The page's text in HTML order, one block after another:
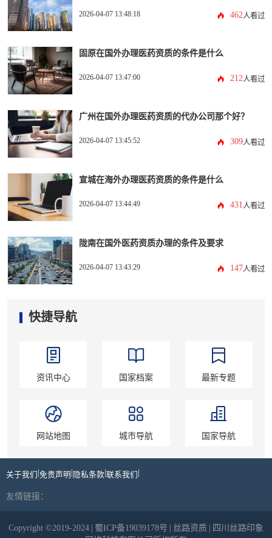
2026-04-07 13:48:18 462人看过
固原在国外办理医药资质的条件是什么
2026-04-07 13:47:00 212人看过
广州在国外办理医药资质的代办公司那个好？
2026-04-07 13:45:52 309人看过
宣城在海外办理医药资质的条件是什么
2026-04-07 13:44:49 431人看过
陇南在国外医药资质办理的条件及要求
2026-04-07 13:43:29 147人看过
快捷导航
资讯中心 国家档案 最新专题
网站地图 城市导航 国家导航
关于我们 免责声明 隐私条款 联系我们
友情链接：
Copyright ©2019-2024 蜀ICP备19039178号 丝路资质
四川丝路印象